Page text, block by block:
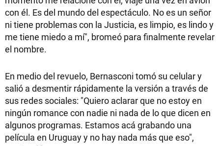
con él. Es del mundo del espectáculo. No es un señor
ni tiene problemas con la Justicia, es limpio, es lindo y
me tiene miedo a mí", bromeó para finalmente revelar
el nombre.
En medio del revuelo, Bernasconi tomó su celular y
salió a desmentir rápidamente la versión a través de
sus redes sociales: "Quiero aclarar que no estoy en
ningún romance con nadie ni nada de lo que dicen en
algunos programas. Estamos acá grabando una
película en Uruguay y no hay nada más que eso",